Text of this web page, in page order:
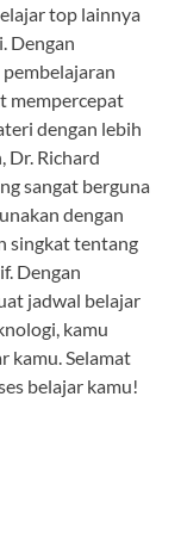
top lainnya
Dengan
mempercepat
dengan lebih
Dr. Richard
sangat berguna
dengan
singkat tentang
Dengan
jadwal belajar
kamu
kamu. Selamat
belajar kamu!